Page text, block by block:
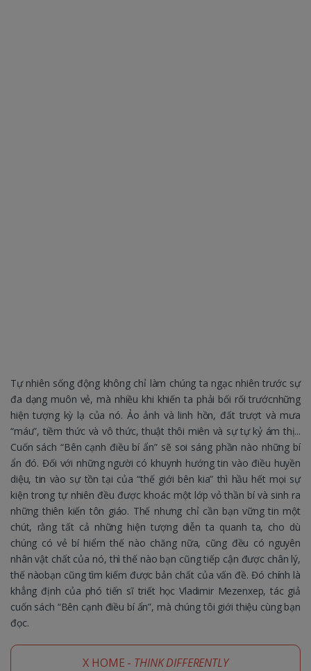
Tự nhiên sống động không chỉ làm chúng ta ngạc nhiên trước sự
đa dạng muôn vẻ, mà nhiều khi khiến ta phải bối rối trướcnhững
hiện tượng kỳ lạ của nó. Ảo ảnh và linh hồn, đất trượt và mưa
“máu”, tiềm thức và vô thức, thuật thôi miên và sự tự kỷ ám thị...
Cuốn sách “Bên cạnh điều bí ẩn” sẽ soi sáng phần nào những bí
ẩn đó. Đối với những người có khuynh hướng tin vào điều huyền
diệu, tin vào sự tồn tại của “thế giới bên kia” thì hầu hết mọi sự
kiện trong tự nhiên đều được khoác một lớp vỏ thần bí và sinh ra
những thiên kiến tôn giáo. Thế nhưng chỉ cần bạn vững tin một
chút, rằng tất cả những hiện tượng diễn ta quanh ta, cho dù
chúng có vẻ bí hiểm thế nào chăng nữa, cũng đều có nguyên
nhân vật chất của nó, thì thế nào bạn cũng tiếp cận được chân lý,
thế nàobạn cũng tìm kiếm được bản chất của vấn đề. Đó chính là
khẳng định của phó tiến sĩ triết học Vladimir Mezenxep, tác giả
cuốn sách “Bên cạnh điều bí ẩn”, mà chúng tôi giới thiệu cùng bạn
đọc.
X HOME - THINK DIFFERENTLY